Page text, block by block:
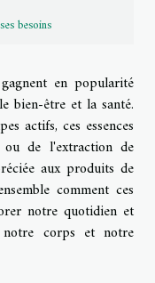
besoins
en popularité
bien-être et la santé.
actifs, ces essences
de l'extraction de
aux produits de
comment ces
notre quotidien et
corps et notre